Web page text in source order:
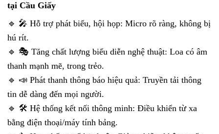
tại Cầu Giấy
🔹 🎤 Hỗ trợ phát biểu, hội họp: Micro rõ ràng, không bị
hú rít.
🔹 🎭 Tăng chất lượng biểu diễn nghệ thuật: Loa có âm
thanh mạnh mẽ, trong trẻo.
🔹 📣 Phát thanh thông báo hiệu quả: Truyền tải thông
tin dễ dàng đến mọi người.
🔹 🛠 Hệ thống kết nối thông minh: Điều khiển từ xa
bằng điện thoại/máy tính bảng.